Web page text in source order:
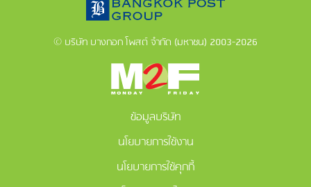
© บริษัท บางกอก โพสต์ จำกัด (มหาชน) 2003-2026
ข้อมูลบริษัท
นโยบายการใช้งาน
นโยบายการใช้คุกกี้